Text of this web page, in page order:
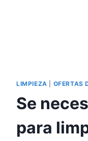
LIMPIEZA OFERTAS
Se
para